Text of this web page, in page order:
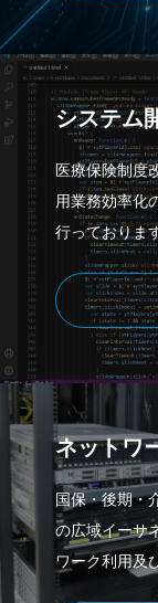
システム
医療保険制度
用業務効率化
行っておりま
ネットワ
国保・後期・
の広域イーサ
ワーク利用及
す。